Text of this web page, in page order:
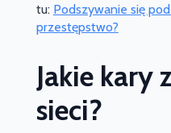
tu: Podszywanie się
przestępstwo?
Jakie kary
sieci?